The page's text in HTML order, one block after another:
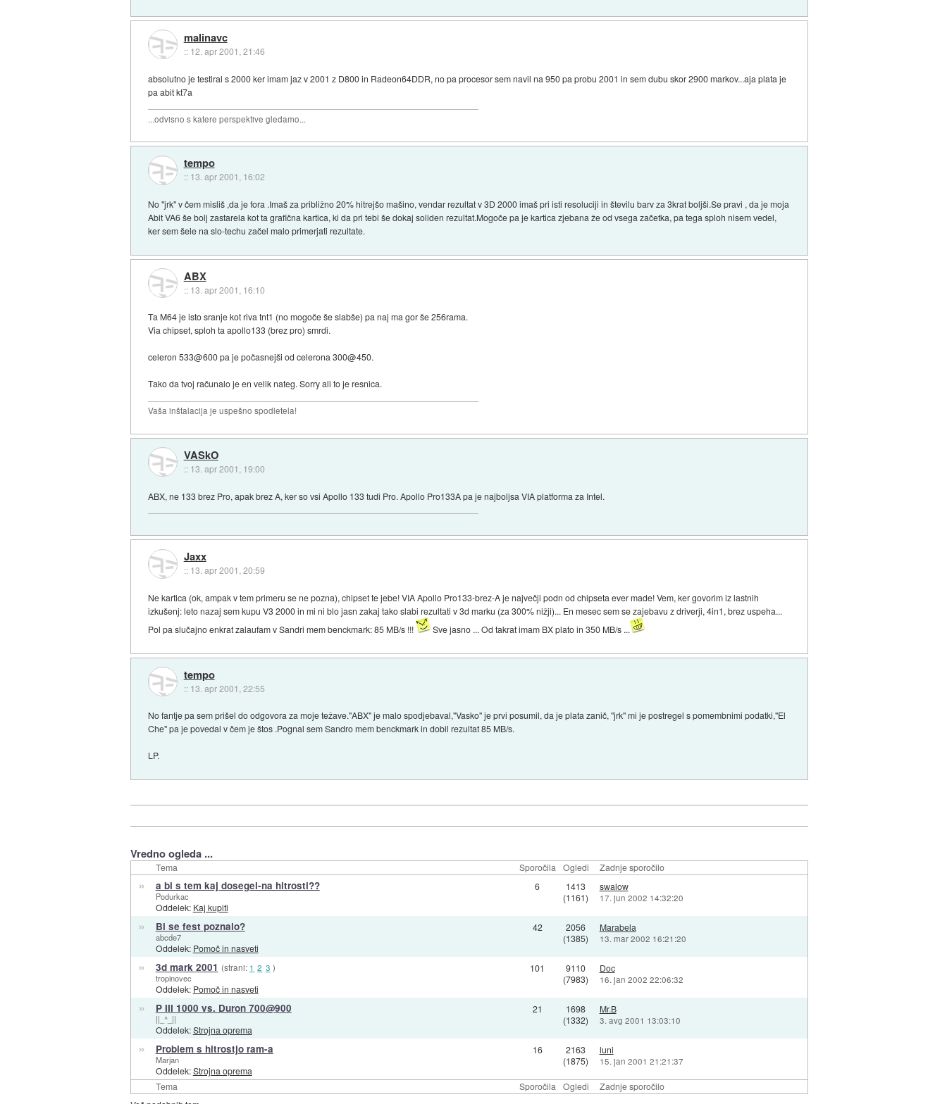
malinavc
:: 12. apr 2001, 21:46
absolutno je testiral s 2000 ker imam jaz v 2001 z D800 in Radeon64DDR, no pa procesor sem navil na 950 pa probu 2001 in sem dubu skor 2900 markov...aja plata je
pa abit kt7a
...odvisno s katere perspektive gledamo...
tempo
:: 13. apr 2001, 16:02
No "jrk" v čem misliš ,da je fora .Imaš za približno 20% hitrejšo mašino, vendar rezultat v 3D 2000 imaš pri isti resoluciji in številu barv za 3krat boljši.Se pravi , da je moja
Abit VA6 še bolj zastarela kot ta grafična kartica, ki da pri tebi še dokaj soliden rezultat.Mogoče pa je kartica zjebana že od vsega začetka, pa tega sploh nisem vedel,
ker sem šele na slo-techu začel malo primerjati rezultate.
ABX
:: 13. apr 2001, 16:10
Ta M64 je isto sranje kot riva tnt1 (no mogoče še slabše) pa naj ma gor še 256rama.
Via chipset, sploh ta apollo133 (brez pro) smrdi.
celeron 533@600 pa je počasnejši od celerona 300@450.
Tako da tvoj računalo je en velik nateg. Sorry ali to je resnica.
Vaša inštalacija je uspešno spodletela!
VASkO
:: 13. apr 2001, 19:00
ABX, ne 133 brez Pro, apak brez A, ker so vsi Apollo 133 tudi Pro. Apollo Pro133A pa je najboljsa VIA platforma za Intel.
Jaxx
:: 13. apr 2001, 20:59
Ne kartica (ok, ampak v tem primeru se ne pozna), chipset te jebe! VIA Apollo Pro133-brez-A je največji podn od chipseta ever made! Vem, ker govorim iz lastnih
izkušenj: leto nazaj sem kupu V3 2000 in mi ni blo jasn zakaj tako slabi rezultati v 3d marku (za 300% nižji)... En mesec sem se zajebavu z driverji, 4in1, brez uspeha...
Pol pa slučajno enkrat zalaufam v Sandri mem benckmark: 85 MB/s !!!
Sve jasno ... Od takrat imam BX plato in 350 MB/s ...
tempo
:: 13. apr 2001, 22:55
No fantje pa sem prišel do odgovora za moje težave."ABX" je malo spodjebaval,"Vasko" je prvi posumil, da je plata zanič, "jrk" mi je postregel s pomembnimi podatki,"El
Che" pa je povedal v čem je štos .Pognal sem Sandro mem benckmark in dobil rezultat 85 MB/s.
LP.
Vredno ogleda ...
Tema Sporočila Ogledi Zadnje sporočilo
Tema Sporočila Ogledi Zadnje sporočilo
» a bi s tem kaj dosegel-na hitrosti??
Podurkac
Oddelek: Kaj kupiti
6
1413
(1161)
swalow
17. jun 2002 14:32:20
» Bi se fest poznalo?
abcde7
Oddelek: Pomoč in nasveti
42
2056
(1385)
Marabela
13. mar 2002 16:21:20
» 3d mark 2001 (strani: 1 2 3 )
tropinovec
Oddelek: Pomoč in nasveti
101
9110
(7983)
Doc
16. jan 2002 22:06:32
» P III 1000 vs. Duron 700@900
||_^_||
Oddelek:Strojna oprema
21
1698
(1332)
Mr.B
3. avg 2001 13:03:10
» Problem s hitrostjo ram-a
Marjan
Oddelek:Strojna oprema
16
2163
(1875)
luni
15. jan 2001 21:21:37